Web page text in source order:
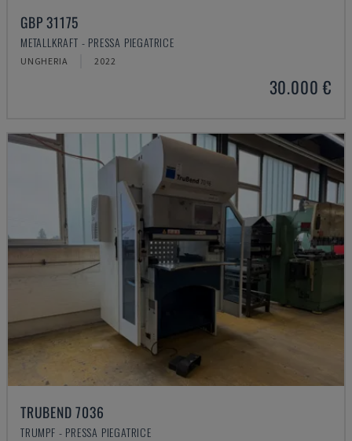
GBP 31175
METALLKRAFT - PRESSA PIEGATRICE
UNGHERIA 2022
30.000 €
TRUBEND 7036
TRUMPF - PRESSA PIEGATRICE